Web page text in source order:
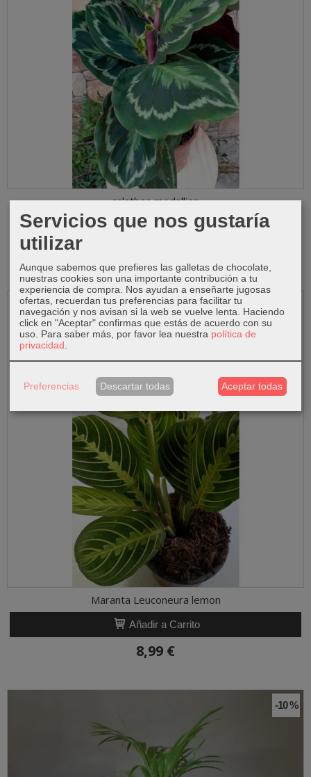
calathea medallion
Añadir a Carrito
Maranta Leuconeura lemon
Añadir a Carrito
8,99 €
-10 %
Servicios que nos gustaría
utilizar
Aunque sabemos que prefieres las galletas de chocolate,
nuestras cookies son una importante contribución a tu
experiencia de compra. Nos ayudan a enseñarte jugosas
ofertas, recuerdan tus preferencias para facilitar tu
navegación y nos avisan si la web se vuelve lenta. Haciendo
click en "Aceptar" confirmas que estás de acuerdo con su
uso. Para saber más, por favor lea nuestra política de
privacidad
Preferencias Descartar todas Aceptar todas